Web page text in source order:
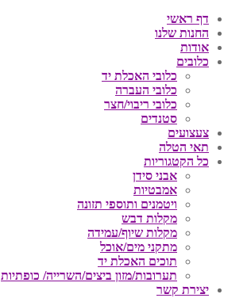
דף ראשי
החנות שלנו
אודות
כלובים
כלובי האכלת יד
כלובי העברה
כלובי ריבוי/חצר
סטנדים
צעצועים
תאי הטלה
כל הקטגוריות
אבני סידן
אמבטיות
ויטמנים ותוספי תזונה
מקלות דבש
מקלות שיוף/עמידה
מתקני מים/אוכל
תוכים האכלת יד
תערובות/מזון ביצים/השרייה/ כופתיות
יצירת קשר